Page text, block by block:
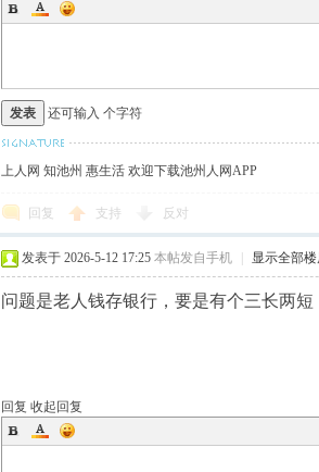
发表 还可输入 个字符
上人网 知池州 惠生活 欢迎下载池州人网APP
回复 支持 反对
发表于 2026-5-12 17:25 本帖发自手机 显示全部
问题是老人钱存银行，要是有个三长两
回复 收起回复